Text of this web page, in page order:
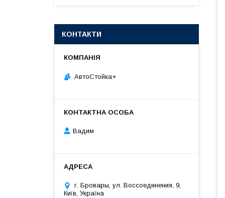
КОНТАКТИ
АвтоСтойка+
Вадим
г. Бровары, ул. Воссоединения, 9,
Київ, Україна